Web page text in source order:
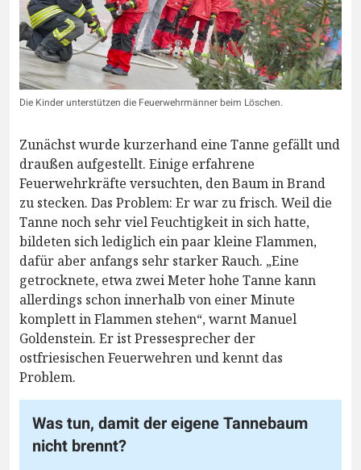
Die Kinder unterstützen die Feuerwehrmänner beim Löschen.
Zunächst wurde kurzerhand eine Tanne gefällt und
draußen aufgestellt. Einige erfahrene
Feuerwehrkräfte versuchten, den Baum in Brand
zu stecken. Das Problem: Er war zu frisch. Weil die
Tanne noch sehr viel Feuchtigkeit in sich hatte,
bildeten sich lediglich ein paar kleine Flammen,
dafür aber anfangs sehr starker Rauch. „Eine
getrocknete, etwa zwei Meter hohe Tanne kann
allerdings schon innerhalb von einer Minute
komplett in Flammen stehen“, warnt Manuel
Goldenstein. Er ist Pressesprecher der
ostfriesischen Feuerwehren und kennt das
Problem.
Was tun, damit der eigene Tannebaum
nicht brennt?